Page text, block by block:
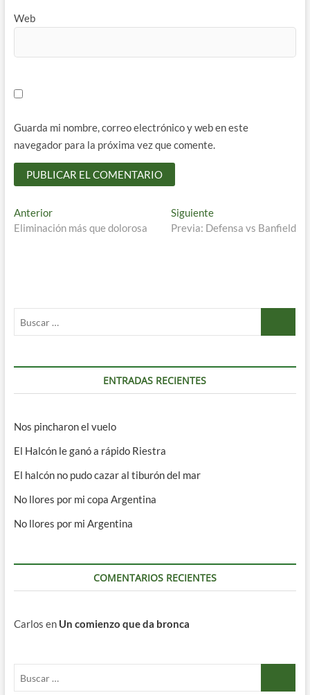
Web
Guarda mi nombre, correo electrónico y web en este
navegador para la próxima vez que comente.
Navegación
de
AnteriorEntrada
anterior:
Eliminación más que dolorosa
SiguienteEntrada
siguiente:
Previa: Defensa vs Banfield
ENTRADAS RECIENTES
Nos pincharon el vuelo
El Halcón le ganó a rápido Riestra
El halcón no pudo cazar al tiburón del mar
No llores por mi copa Argentina
No llores por mi Argentina
COMENTARIOS RECIENTES
Carlos en Un comienzo que da bronca